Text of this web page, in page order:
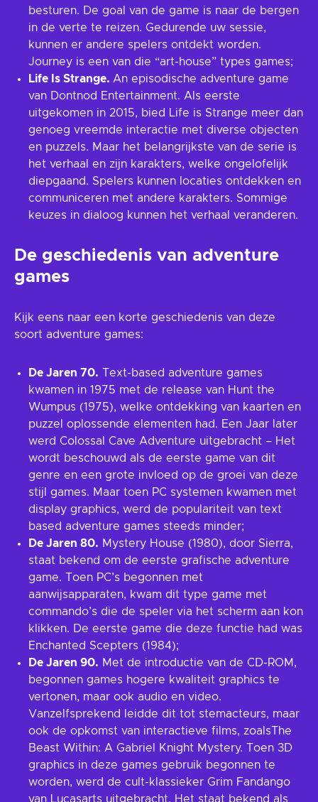
besturen. De goal van de game is naar de bergen
in de verte te reizen. Gedurende uw sessie,
kunnen er andere spelers ontdekt worden.
Journey is een van die “art-house” types games;
Life Is Strange. An episodische adventure game
van Dontnod Entertainment. Als eerste
uitgekomen in 2015, bied Life is Strange meer dan
genoeg vreemde interactie met diverse objecten
en puzzels. Maar het belangrijkste van de serie is
het verhaal en zijn karakters, welke ongelofelijk
diepgaand. Spelers kunnen locaties ontdekken en
communiceren met andere karakters. Sommige
keuzes in dialoog kunnen het verhaal veranderen.
De geschiedenis van adventure
games
Kijk eens naar een korte geschiedenis van deze
soort adventure games:
De Jaren 70. Text-based adventure games
kwamen in 1975 met de release van Hunt the
Wumpus (1975), welke ontdekking van kaarten en
puzzel oplossende elementen had. Een Jaar later
werd Colossal Cave Adventure uitgebracht – Het
wordt beschouwd als de eerste game van dit
genre en een grote invloed op de groei van deze
stijl games. Maar toen PC systemen kwamen met
display graphics, werd de populariteit van text
based adventure games steeds minder;
De Jaren 80. Mystery House (1980), door Sierra,
staat bekend om de eerste grafische adventure
game. Toen PC’s begonnen met
aanwijsapparaten, kwam dit type game met
commando’s die de speler via het scherm aan kon
klikken. De eerste game die deze functie had was
Enchanted Scepters (1984);
De Jaren 90. Met de introductie van de CD-ROM,
begonnen games hogere kwaliteit graphics te
vertonen, maar ook audio en video.
Vanzelfsprekend leidde dit tot stemacteurs, maar
ook de opkomst van interactieve films, zoalsThe
Beast Within: A Gabriel Knight Mystery. Toen 3D
graphics in deze games gebruik begonnen te
worden, werd de cult-klassieker Grim Fandango
van Lucasarts uitgebracht. Het staat bekend als